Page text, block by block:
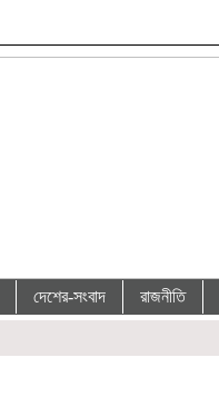
দেশের-সংবাদ রাজনীতি